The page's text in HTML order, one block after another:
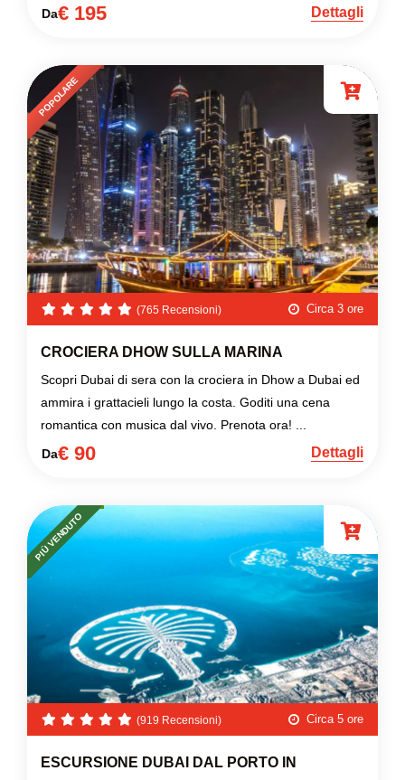
Da€ 195 Dettagli
POPOLARE
(765 Recensioni) Circa 3 ore
CROCIERA DHOW SULLA MARINA
Scopri Dubai di sera con la crociera in Dhow a Dubai ed
ammira i grattacieli lungo la costa. Goditi una cena
romantica con musica dal vivo. Prenota ora! ...
Da€ 90 Dettagli
PIÙ VENDUTO
(919 Recensioni) Circa 5 ore
ESCURSIONE DUBAI DAL PORTO IN